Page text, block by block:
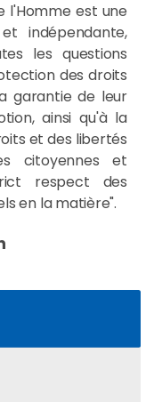
l'Homme est une
indépendante,
les questions
des droits
garantie de leur
ainsi qu'à la
et des libertés
citoyennes et
respect des
en la matière".